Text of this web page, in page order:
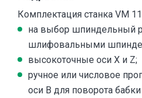
Комплектация станка VM
на выбор шпиндельный
шлифовальными
высокоточные оси X и Z;
ручное или числовое
оси B для поворота